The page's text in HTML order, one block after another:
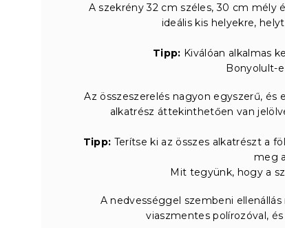
A szekrény 32 cm széles, 30 cm mély
ideális kis helyekre,
Tipp: Kiválóan alkalmas
Bonyolult-
Az összeszerelés nagyon egyszerű,
alkatrész áttekinthetően van
Tipp: Terítse ki az összes alkatrészt a
meg
Mit tegyünk, hogy a
A nedvességgel szembeni
viaszmentes polírozóval,